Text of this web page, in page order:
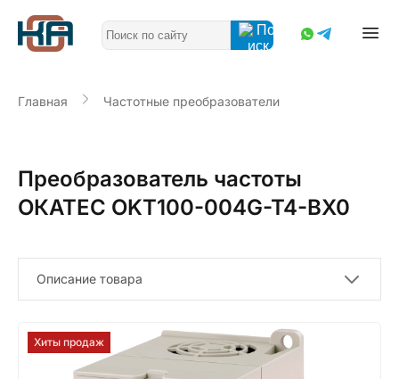
Главная Частотные преобразователи
Преобразователь частоты
ОКАТЕС OKT100-004G-T4-BX0
Описание товара
Хиты продаж